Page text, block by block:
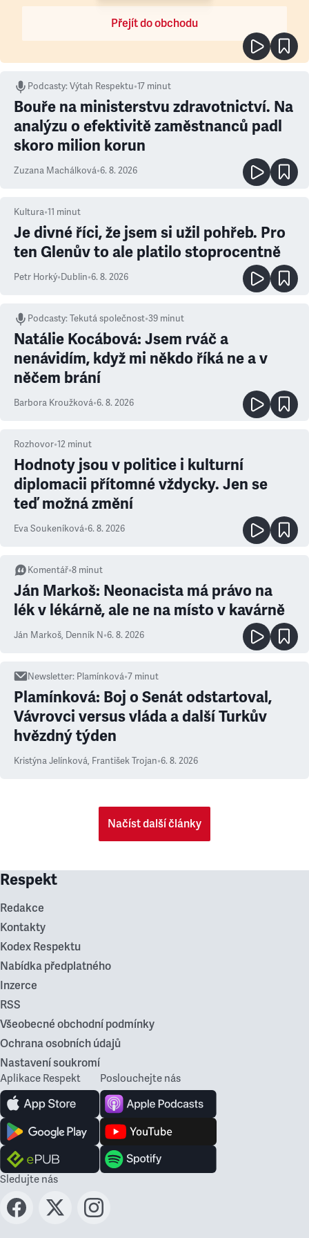
Přejít do obchodu
Podcasty:Výtah Respektu•17 minut
Bouře na ministerstvu zdravotnictví. Na
analýzu o efektivitě zaměstnanců padl
skoro milion korun
Zuzana Machálková•6. 8. 2026
Kultura•11 minut
Je divné říci, že jsem si užil pohřeb. Pro
ten Glenův to ale platilo stoprocentně
Petr Horký•Dublin•6. 8. 2026
Podcasty:Tekutá společnost•39 minut
Natálie Kocábová: Jsem rváč a
nenávidím, když mi někdo říká ne a v
něčem brání
Barbora Kroužková•6. 8. 2026
Rozhovor•12 minut
Hodnoty jsou v politice i kulturní
diplomacii přítomné vždycky. Jen se
teď možná změní
Eva Soukeníková•6. 8. 2026
Komentář•8 minut
Ján Markoš: Neonacista má právo na
lék v lékárně, ale ne na místo v kavárně
Ján Markoš, Denník N•6. 8. 2026
Newsletter: Plamínková•7 minut
Plamínková: Boj o Senát odstartoval,
Vávrovci versus vláda a další Turkův
hvězdný týden
Kristýna Jelínková, František Trojan•6. 8. 2026
Načíst další články
Respekt
Redakce
Kontakty
Kodex Respektu
Nabídka předplatného
Inzerce
RSS
Všeobecné obchodní podmínky
Ochrana osobních údajů
Nastavení soukromí
Aplikace Respekt Poslouchejte nás
Sledujte nás